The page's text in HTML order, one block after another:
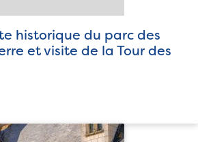
historique du parc des
et visite de la Tour des